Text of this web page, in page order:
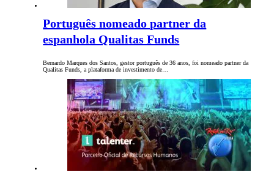
Português nomeado partner da
espanhola Qualitas Funds
Bernardo Marques dos Santos, gestor português de 36 anos, foi nomeado partner da
Qualitas Funds, a plataforma de investimento de…